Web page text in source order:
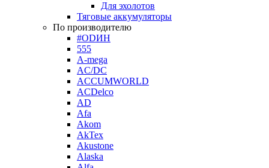
Для эхолотов
Тяговые аккумуляторы
По производителю
#ODИН
555
A-mega
AC/DC
ACCUMWORLD
ACDelco
AD
Afa
Akom
AkTex
Akustone
Alaska